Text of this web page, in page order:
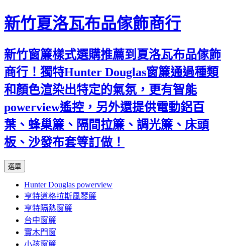
新竹夏洛瓦布品傢飾商行
新竹窗簾樣式選購推薦到夏洛瓦布品傢飾
商行！獨特Hunter Douglas窗簾通過種類
和顏色渲染出特定的氣氛，更有智能
powerview遙控，另外還提供電動鋁百
葉、蜂巢簾、隔間拉簾、調光簾、床頭
板、沙發布套等訂做！
選單
內
容
Hunter Douglas powerview
亨特道格拉斯風琴簾
亨特隔熱窗簾
台中窗簾
實木門窗
小孩窗簾